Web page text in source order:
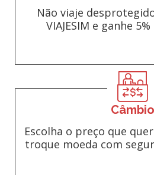
Não viaje
VIAJESIM e ganhe
Câmbio
Escolha o preço que
troque moeda com